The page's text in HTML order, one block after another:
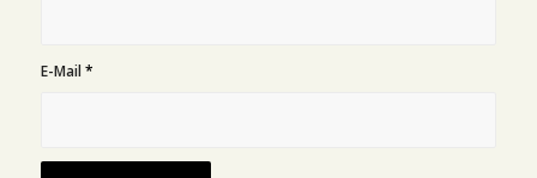
E-Mail *